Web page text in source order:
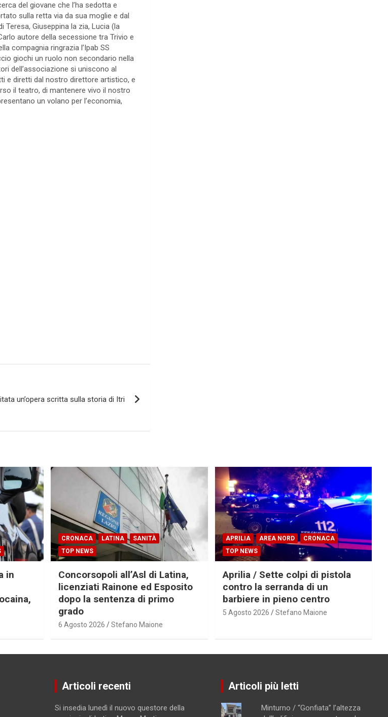
del giovane che l’ha sedotta e
sulla retta via da sua moglie e dal
Giuseppina la zia, Lucia (la
autore della secessione tra Trivio e
compagnia ringrazia l’Ipab SS
giochi un ruolo non secondario nella
dell’associazione si uniscono al
e diretti dal nostro direttore artistico, e
il teatro, di mantenere vivo il nostro
un volano per l’economia,
un’opera scritta sulla storia di Itri
in
CRONACA LATINA
SANITÀ
TOP NEWS
Concorsopoli all’Asl di Latina,
licenziati Rainone ed Esposito
dopo la sentenza di primo
grado
6 Agosto 2026 Stefano Maione
APRILIA AREA NORD
CRONACA
TOP NEWS
Aprilia / Sette colpi di pistola
contro la serranda di un
barbiere in pieno centro
5 Agosto 2026 Stefano Maione
Articoli recenti
Si insedia lunedì il nuovo questore della
Articoli più letti
Minturno / “Gonfiata” l’altezza